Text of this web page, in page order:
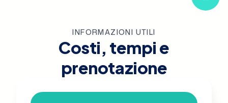
INFORMAZIONI UTILI
Costi, tempi e
prenotazione